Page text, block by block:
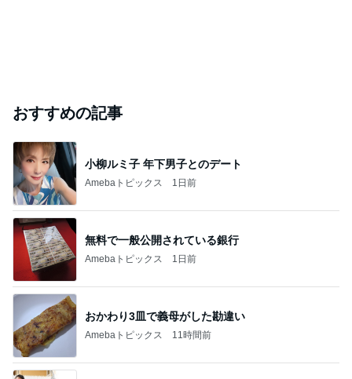
おすすめの記事
小柳ルミ子 年下男子とのデート
Amebaトピックス 1日前
無料で一般公開されている銀行
Amebaトピックス 1日前
おかわり3皿で義母がした勘違い
Amebaトピックス 11時間前